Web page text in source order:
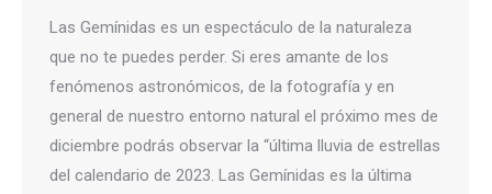
Las Gemínidas es un espectáculo de la naturaleza
que no te puedes perder. Si eres amante de los
fenómenos astronómicos, de la fotografía y en
general de nuestro entorno natural el próximo mes de
diciembre podrás observar la “última lluvia de estrellas
del calendario de 2023. Las Gemínidas es la última